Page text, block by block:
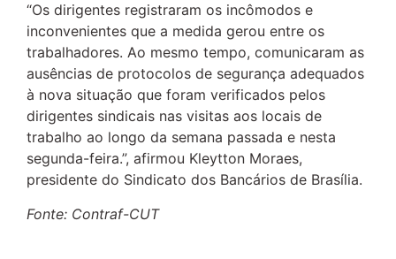
“Os dirigentes registraram os incômodos e
inconvenientes que a medida gerou entre os
trabalhadores. Ao mesmo tempo, comunicaram as
ausências de protocolos de segurança adequados
à nova situação que foram verificados pelos
dirigentes sindicais nas visitas aos locais de
trabalho ao longo da semana passada e nesta
segunda-feira.”, afirmou Kleytton Moraes,
presidente do Sindicato dos Bancários de Brasília.
Fonte: Contraf-CUT